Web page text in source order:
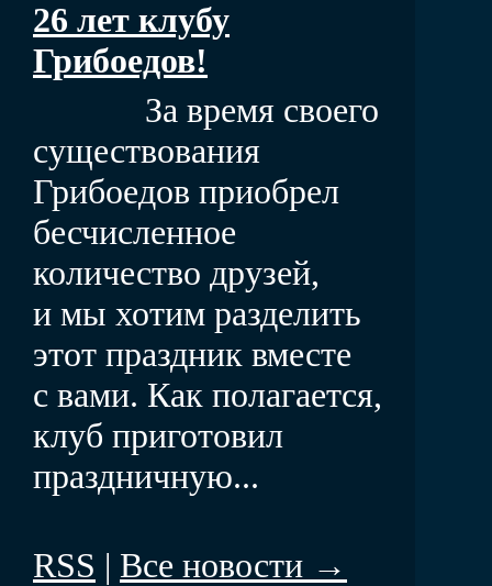
26 лет клубу
Грибоедов!
За время своего
существования
Грибоедов приобрел
бесчисленное
количество друзей,
и мы хотим разделить
этот праздник вместе
с вами. Как полагается,
клуб приготовил
праздничную...
RSS | Все новости →